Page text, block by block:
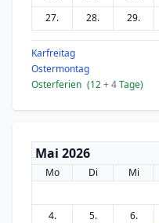
27.
28. 29.
Karfreitag
Ostermontag
Osterferien (12+ 4Tage)
Mai 2026
Mo Di Mi
4.
5. 6.